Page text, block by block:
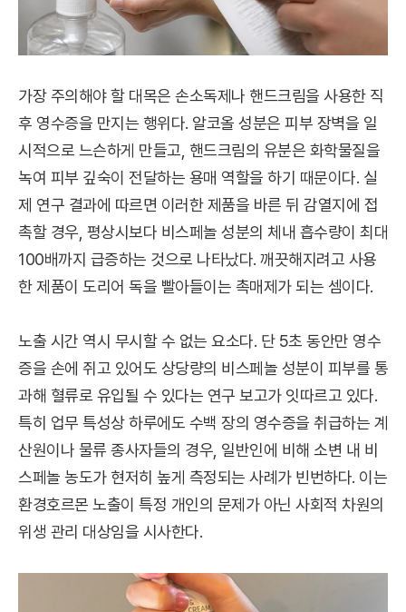
가장 주의해야 할 대목은 손소독제나 핸드크림을 사용한 직
후 영수증을 만지는 행위다. 알코올 성분은 피부 장벽을 일
시적으로 느슨하게 만들고, 핸드크림의 유분은 화학물질을
녹여 피부 깊숙이 전달하는 용매 역할을 하기 때문이다. 실
제 연구 결과에 따르면 이러한 제품을 바른 뒤 감열지에 접
촉할 경우, 평상시보다 비스페놀 성분의 체내 흡수량이 최대
100배까지 급증하는 것으로 나타났다. 깨끗해지려고 사용
한 제품이 도리어 독을 빨아들이는 촉매제가 되는 셈이다.
노출 시간 역시 무시할 수 없는 요소다. 단 5초 동안만 영수
증을 손에 쥐고 있어도 상당량의 비스페놀 성분이 피부를 통
과해 혈류로 유입될 수 있다는 연구 보고가 잇따르고 있다.
특히 업무 특성상 하루에도 수백 장의 영수증을 취급하는 계
산원이나 물류 종사자들의 경우, 일반인에 비해 소변 내 비
스페놀 농도가 현저히 높게 측정되는 사례가 빈번하다. 이는
환경호르몬 노출이 특정 개인의 문제가 아닌 사회적 차원의
위생 관리 대상임을 시사한다.